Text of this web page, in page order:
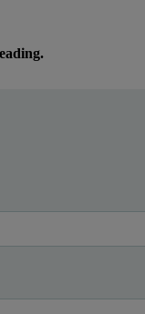
is critical for